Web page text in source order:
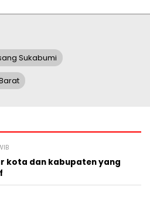
Sukabumi
kota dan kabupaten yang